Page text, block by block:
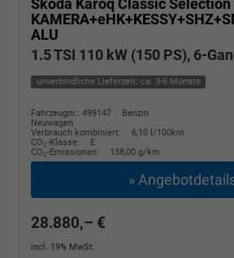
Skoda Karoq Classic Selection
ALU
1.5 TSI 110 kW (150 PS), 6-
unverbindliche Lieferzeit: ca. 3-6 Monate
Fahrzeugnr.: 499147
Benzin
Neuwagen
Verbrauch kombiniert:
6,10 l/100km
CO2-Klasse:
E
CO2-Emissionen: 138,00 g/km
»
28.880,– €
incl. 19% MwSt.